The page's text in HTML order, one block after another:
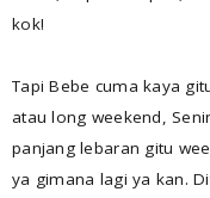
kok!
Tapi Bebe cuma kaya
atau long weekend,
panjang lebaran gitu
ya gimana lagi ya kan.